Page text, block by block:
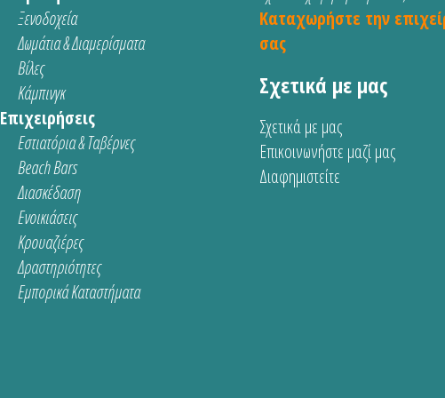
Ξενοδοχεία
Δωμάτια & Διαμερίσματα
Βίλες
Κάμπινγκ
Επιχειρήσεις
Εστιατόρια & Ταβέρνες
Beach Bars
Διασκέδαση
Ενοικιάσεις
Κρουαζιέρες
Δραστηριότητες
Εμπορικά Καταστήματα
Καταχωρήστε την
σας
Σχετικά με μας
Σχετικά με μας
Επικοινωνήστε μαζί μας
Διαφημιστείτε